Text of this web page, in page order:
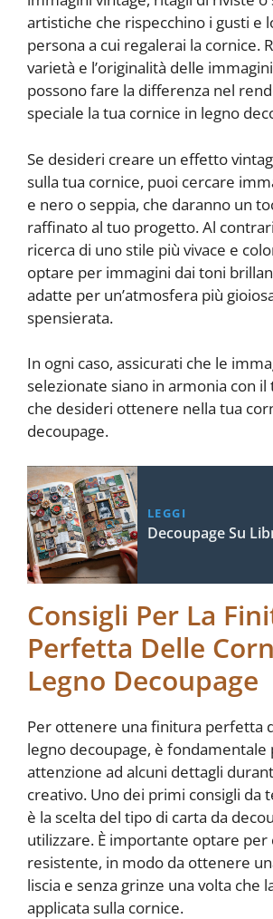
artistiche che rispecchino i gusti e
persona a cui regalerai la cornice.
varietà e l’originalità delle
possono fare la differenza nel
speciale la tua cornice in legno
Se desideri creare un effetto
sulla tua cornice, puoi cercare
e nero o seppia, che daranno un
raffinato al tuo progetto. Al
ricerca di uno stile più vivace e
optare per immagini dai toni
adatte per un’atmosfera più
spensierata.
In ogni caso, assicurati che le
selezionate siano in armonia con il
che desideri ottenere nella tua
decoupage.
LEGGI
Decoupage Su
Consigli Per La
Perfetta Delle
Legno Decoupage
Per ottenere una finitura perfetta
legno decoupage, è fondamentale
attenzione ad alcuni dettagli
creativo. Uno dei primi consigli da
è la scelta del tipo di carta da
utilizzare. È importante optare per
resistente, in modo da ottenere
liscia e senza grinze una volta che
applicata sulla cornice.